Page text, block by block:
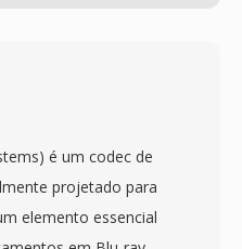
é um codec de
projetado para
elemento essencial